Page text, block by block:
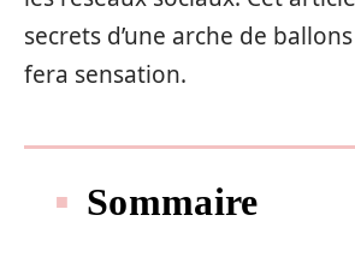
secrets d’une arche de
fera sensation.
Sommaire